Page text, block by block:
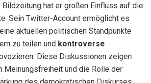
hat er großen Einfluss auf die
Sein Twitter-Account ermöglicht es
aktuellen politischen Standpunkte
zu teilen und kontroverse
Diese Diskussionen zeigen
Meinungsfreiheit und die Rolle der